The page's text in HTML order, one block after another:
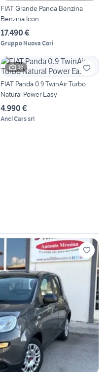
FIAT Grande Panda Benzina
Benzina Icon
17.490 €
Gruppo Nuova Cori
16
FIAT Panda 0.9 TwinAir Turbo
Natural Power Easy
4.990 €
Anci Cars srl